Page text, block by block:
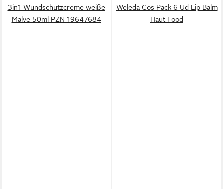
3in1 Wundschutzcreme weiße
Malve 50ml PZN 19647684
Weleda Cos Pack 6 Ud Lip Balm
Haut Food